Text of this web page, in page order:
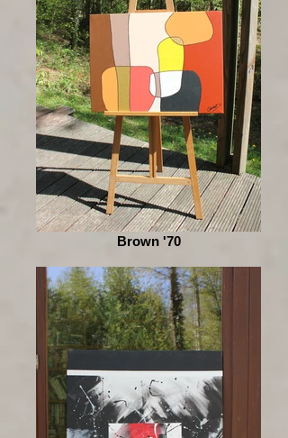
Brown '70